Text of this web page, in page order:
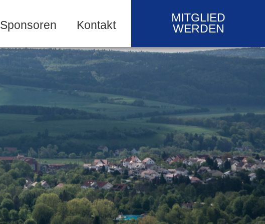
Sponsoren Kontakt
MITGLIED
WERDEN